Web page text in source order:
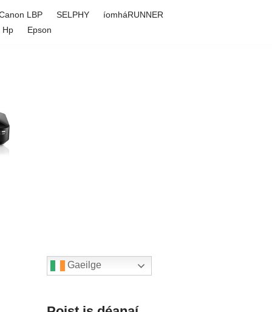
LBP SELPHY
íomháRUNNER
Hp
Epson
Gaeilge